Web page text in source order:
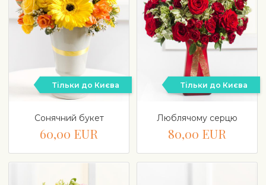
Тільки до Києва
Сонячний букет
60,00 EUR
Тільки до Києва
Люблячому серцю
80,00 EUR